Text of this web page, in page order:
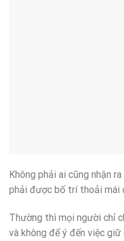
Không phải ai cũng nhận
phải được bố trí thoải mái
Thường thì mọi người chỉ
và không để ý đến việc giữ